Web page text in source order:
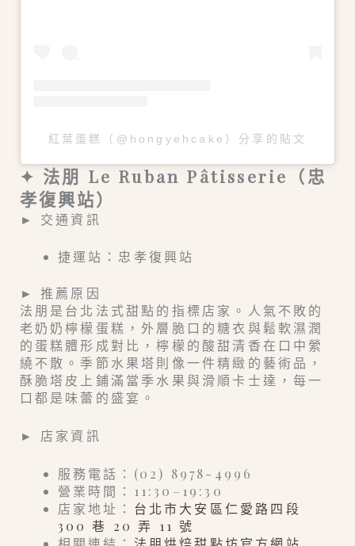
紅葉蛋糕（@hongyehcake）分享的貼文
✦ 法朋 Le Ruban Pâtisserie（忠
孝復興站）
► 交通資訊
捷運站：忠孝復興站
► 推薦原因
法朋是台北法式甜點的指標店家。人氣不敗的
老奶奶檸檬蛋糕，外層脆口的糖衣與鬆軟濕潤
的蛋糕體形成對比，檸檬的酸甜清香在口中縈
繞不散。季節水果塔則像一件精緻的藝術品，
酥脆塔皮上鋪滿當季水果與滑順卡士達，每一
口都是味蕾的盛宴。
► 店家資訊
服務電話：(02) 8978-4996
營業時間：11:30–19:30
店家地址： 台北市大安區仁愛路四段
300 巷 20 弄 11 號